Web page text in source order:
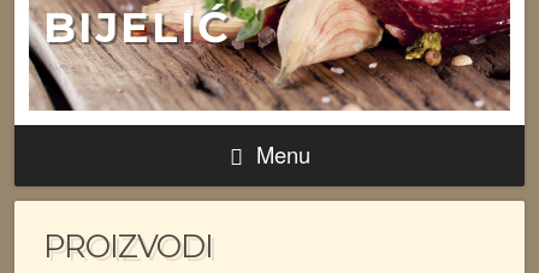
BIJELIĆ
Menu
PROIZVODI